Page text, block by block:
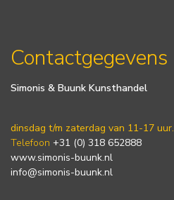
Contactgegevens
Simonis & Buunk Kunsthandel
dinsdag t/m zaterdag van 11-17 uur.
Telefoon +31 (0) 318 652888
www.simonis-buunk.nl
info@simonis-buunk.nl